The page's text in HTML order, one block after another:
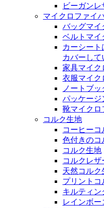
ビーガンレ
マイクロファイ
バッグマイ
ベルトマイ
カーシー
カバーして
家具マイク
衣服マイク
ノートブ
パッケージ
靴マイクロ
コルク生地
コーヒーコ
色付きのコ
コルク生地
コルクレザ
天然コルク
プリントコ
キルティン
レインボー